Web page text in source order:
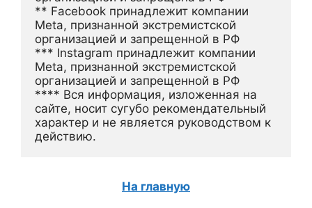
** Facebook принадлежит компании
Meta, признанной экстремистской
организацией и запрещенной в РФ
*** Instagram принадлежит компании
Meta, признанной экстремистской
организацией и запрещенной в РФ
**** Вся информация, изложенная на
сайте, носит сугубо рекомендательный
характер и не является руководством к
действию.
На главную